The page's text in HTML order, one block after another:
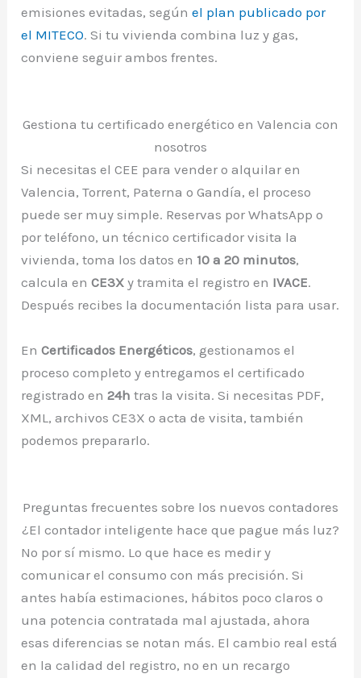
emisiones evitadas, segúnel plan publicado por
el MITECO. Si tu vivienda combina luz y gas,
conviene seguir ambos frentes.
Gestiona tu certificado energético en Valencia con
nosotros
Si necesitas el CEE para vender o alquilar en
Valencia, Torrent, Paterna o Gandía, el proceso
puede ser muy simple. Reservas por WhatsApp o
por teléfono, un técnico certificador visita la
vivienda, toma los datos en 10 a 20 minutos,
calcula enCE3X y tramita el registro en IVACE.
Después recibes la documentación lista para usar.
EnCertificados Energéticos, gestionamos el
proceso completo y entregamos el certificado
registrado en24h tras la visita. Si necesitas PDF,
XML, archivos CE3X o acta de visita, también
podemos prepararlo.
Preguntas frecuentes sobre los nuevos contadores
¿El contador inteligente hace que pague más luz?
No por sí mismo. Lo que hace es medir y
comunicar el consumo con más precisión. Si
antes había estimaciones, hábitos poco claros o
una potencia contratada mal ajustada, ahora
esas diferencias se notan más. El cambio real está
en la calidad del registro, no en un recargo